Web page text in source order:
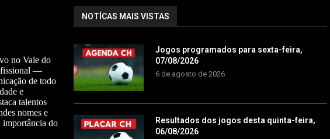
no Vale do
—
de todo
e
talentos
nomes e
importância do
NOTÍCAS MAIS VISTAS
Jogos programados para sexta-feira,
07/08/2026
6 de agosto de 2026
Resultados dos jogos desta quinta-feira,
06/08/2026